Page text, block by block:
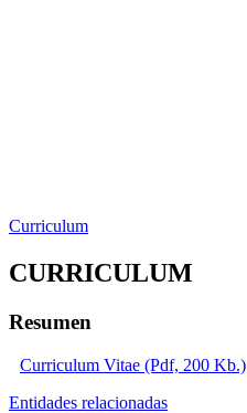
Curriculum
CURRICULUM
Resumen
Curriculum Vitae (Pdf, 200 Kb.)
Entidades relacionadas